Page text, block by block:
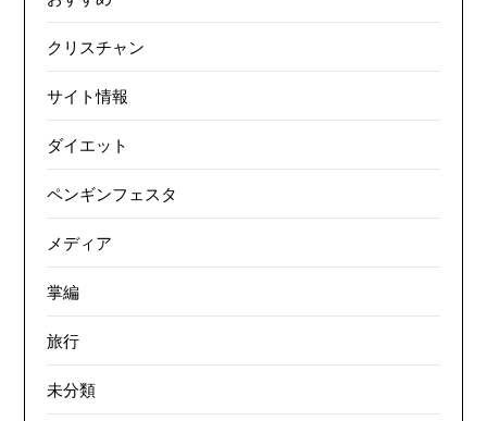
クリスチャン
サイト情報
ダイエット
ペンギンフェスタ
メディア
掌編
旅行
未分類